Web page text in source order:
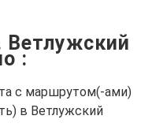
Ветлужский
:
с маршрутом(-ами)
в Ветлужский